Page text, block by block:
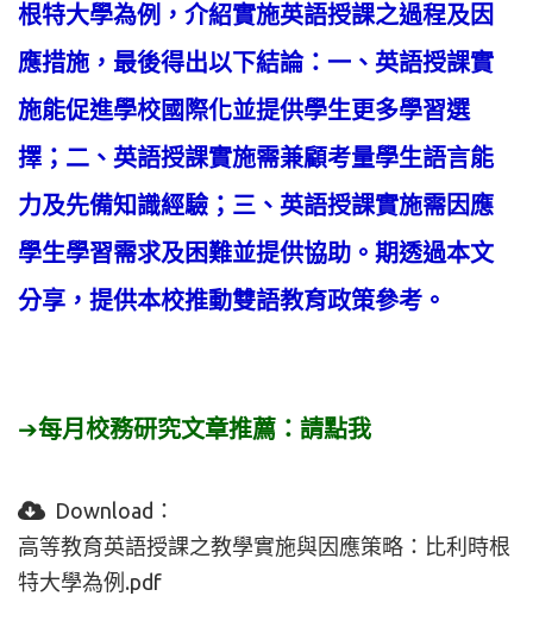
根特大學為例，介紹實施英語授課之過程及因
應措施，最後得出以下結論：一、英語授課實
施能促進學校國際化並提供學生更多學習選
擇；二、英語授課實施需兼顧考量學生語言能
力及先備知識經驗；三、英語授課實施需因應
學生學習需求及困難並提供協助。期透過本文
分享，提供本校推動雙語教育政策參考。
➔每月校務研究文章推薦： 請點我
Download：
高等教育英語授課之教學實施與因應策略：比利時根
特大學為例.pdf